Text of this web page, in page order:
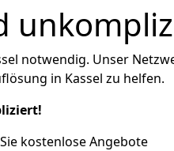
notwendig. Unser
in Kassel zu helfen.
kostenlose Angebote